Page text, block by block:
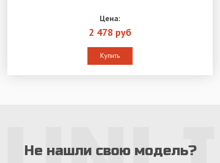
Цена:
2 478 руб
Купить
Не нашли свою модель?